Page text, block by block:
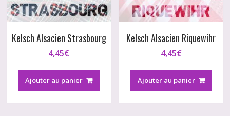
Kelsch Alsacien Strasbourg
4,45€
Ajouter au panier
Kelsch Alsacien Riquewihr
4,45€
Ajouter au panier